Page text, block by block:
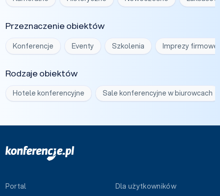
Przeznaczenie obiektów
Konferencje Eventy Szkolenia Imprezy firmowe
Rodzaje obiektów
Hotele konferencyjne Sale konferencyjne w biurowcach
Portal Dla użytkowników